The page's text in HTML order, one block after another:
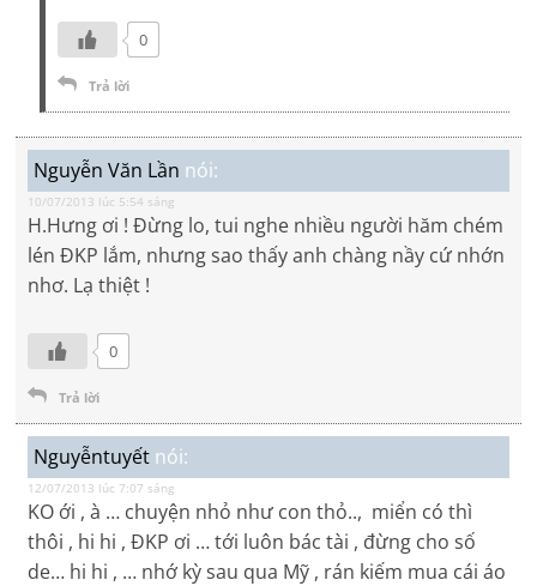
0
Trả lời
Nguyễn Văn Lần nói:
10/07/2013 lúc 5:54 sáng
H.Hưng ơi ! Đừng lo, tui nghe nhiều người hăm chém
lén ĐKP lắm, nhưng sao thấy anh chàng nầy cứ nhớn
nhơ. Lạ thiệt !
0
Trả lời
Nguyễntuyết nói:
12/07/2013 lúc 7:07 sáng
KO ới , à … chuyện nhỏ như con thỏ.., miển có thì
thôi , hi hi , ĐKP ơi … tới luôn bác tài , đừng cho số
de… hi hi , … nhớ kỳ sau qua Mỹ , rán kiếm mua cái áo